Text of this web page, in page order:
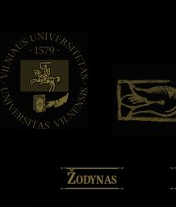
Žodynas